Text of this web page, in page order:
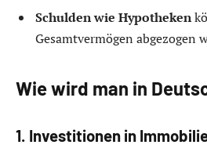
Schulden wie Hypotheken
Gesamtvermögen abgezogen
Wie wird man in
1. Investitionen in